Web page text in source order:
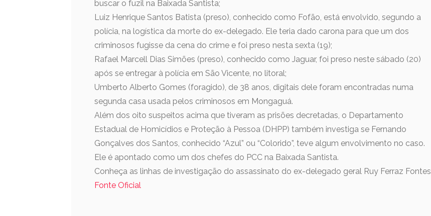
buscar o fuzil na Baixada Santista;
Luiz Henrique Santos Batista (preso), conhecido como Fofão, está envolvido, segundo a
polícia, na logística da morte do ex-delegado. Ele teria dado carona para que um dos
criminosos fugisse da cena do crime e foi preso nesta sexta (19);
Rafael Marcell Dias Simões (preso), conhecido como Jaguar, foi preso neste sábado (20)
após se entregar à polícia em São Vicente, no litoral;
Umberto Alberto Gomes (foragido), de 38 anos, digitais dele foram encontradas numa
segunda casa usada pelos criminosos em Mongaguá.
Além dos oito suspeitos acima que tiveram as prisões decretadas, o Departamento
Estadual de Homicídios e Proteção à Pessoa (DHPP) também investiga se Fernando
Gonçalves dos Santos, conhecido “Azul” ou “Colorido”, teve algum envolvimento no caso.
Ele é apontado como um dos chefes do PCC na Baixada Santista.
Conheça as linhas de investigação do assassinato do ex-delegado geral Ruy Ferraz Fontes
Fonte Oficial